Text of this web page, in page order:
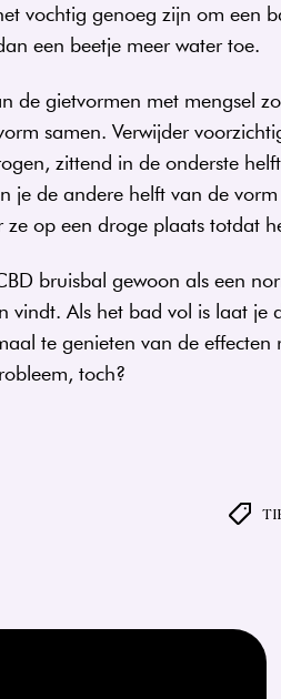
vochtig genoeg zijn om een
een beetje meer water toe.
de gietvormen met mengsel
samen. Verwijder
zittend in de onderste
je de andere helft van de
ze op een droge plaats totdat
bruisbal gewoon als een
vindt. Als het bad vol is laat
te genieten van de
toch?